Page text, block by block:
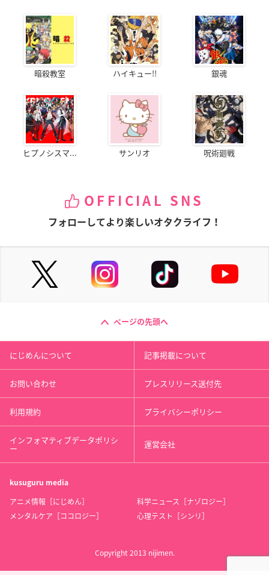
暗殺教室 ハイキュー!! 銀魂
ヒプノシスマ... サンリオ 呪術廻戦
OFFICIAL SNS
フォローしてより楽しいオタクライフ！
ページの先頭へ
にじめんについて 記事掲載について
お問い合わせ プレスリリース送付先
利用規約 プライバシーポリシー
インフォマティブデータポリシ
ー 運営会社
kusuguru media
アニメ情報［にじめん］
科学ニュース［ナゾロジー］
メンタルケア［ココロジー］
心理テスト［シンリ］
Copyright 2013 nijimen.